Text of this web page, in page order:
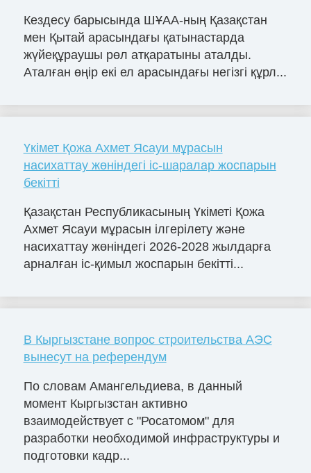
Кездесу барысында ШҰАА-ның Қазақстан
мен Қытай арасындағы қатынастарда
жүйеқұраушы рөл атқаратыны аталды.
Аталған өңір екі ел арасындағы негізгі құрл...
Үкімет Қожа Ахмет Ясауи мұрасын
насихаттау жөніндегі іс-шаралар жоспарын
бекітті
Қазақстан Республикасының Үкіметі Қожа
Ахмет Ясауи мұрасын ілгерілету және
насихаттау жөніндегі 2026-2028 жылдарға
арналған іс-қимыл жоспарын бекітті...
В Кыргызстане вопрос строительства АЭС
вынесут на референдум
По словам Амангельдиева, в данный
момент Кыргызстан активно
взаимодействует с "Росатомом" для
разработки необходимой инфраструктуры и
подготовки кадр...